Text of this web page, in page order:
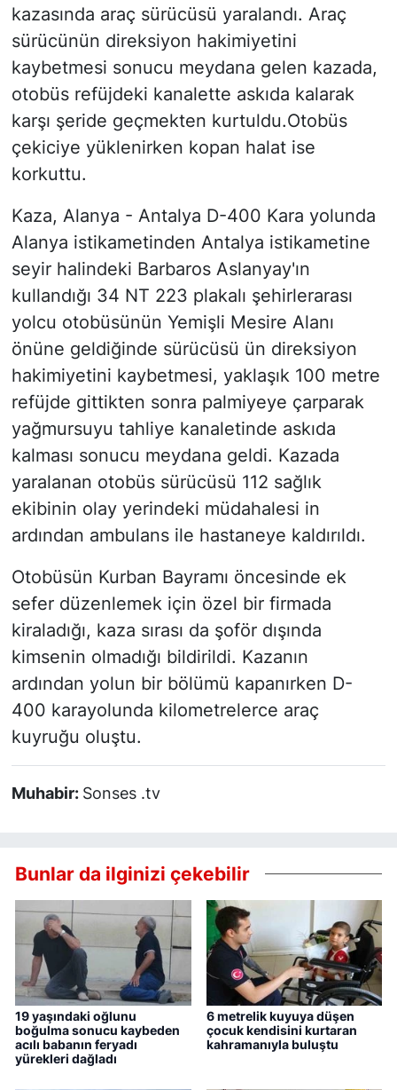
kazasında araç sürücüsü yaralandı. Araç
sürücünün direksiyon hakimiyetini
kaybetmesi sonucu meydana gelen kazada,
otobüs refüjdeki kanalette askıda kalarak
karşı şeride geçmekten kurtuldu.Otobüs
çekiciye yüklenirken kopan halat ise
korkuttu.
Kaza, Alanya - Antalya D-400 Kara yolunda
Alanya istikametinden Antalya istikametine
seyir halindeki Barbaros Aslanyay'ın
kullandığı 34 NT 223 plakalı şehirlerarası
yolcu otobüsünün Yemişli Mesire Alanı
önüne geldiğinde sürücüsü ün direksiyon
hakimiyetini kaybetmesi, yaklaşık 100 metre
refüjde gittikten sonra palmiyeye çarparak
yağmursuyu tahliye kanaletinde askıda
kalması sonucu meydana geldi. Kazada
yaralanan otobüs sürücüsü 112 sağlık
ekibinin olay yerindeki müdahalesi in
ardından ambulans ile hastaneye kaldırıldı.
Otobüsün Kurban Bayramı öncesinde ek
sefer düzenlemek için özel bir firmada
kiraladığı, kaza sırası da şoför dışında
kimsenin olmadığı bildirildi. Kazanın
ardından yolun bir bölümü kapanırken D-
400 karayolunda kilometrelerce araç
kuyruğu oluştu.
Muhabir: Sonses .tv
Bunlar da ilginizi çekebilir
19 yaşındaki oğlunu
boğulma sonucu kaybeden
acılı babanın feryadı
yürekleri dağladı
6 metrelik kuyuya düşen
çocuk kendisini kurtaran
kahramanıyla buluştu